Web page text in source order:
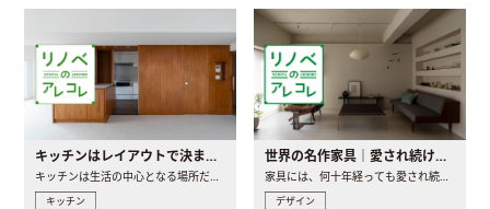
キッチンはレイアウトで決まる。後悔しないための考え方と選び方
キッチンは生活の中心となる場所だからこそ、家の中のどこに置..
キッチン
世界の名作家具｜愛され続ける理由と一生モノとの出会い方
家具には、何十年経っても愛され続ける「名作」と呼ばれるもの..
デザイン